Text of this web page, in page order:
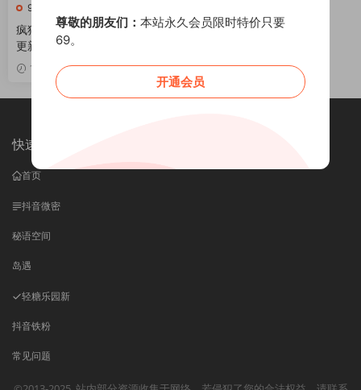
973
疯猫ss 写真合集[195套][持续
更新]
1周前 VIP
快速导航
首页
抖音微密
秘语空间
岛遇
轻糖乐园新
抖音铁粉
常见问题
尊敬的朋友们： 本站永久会员限时特价只要
69。
开通会员